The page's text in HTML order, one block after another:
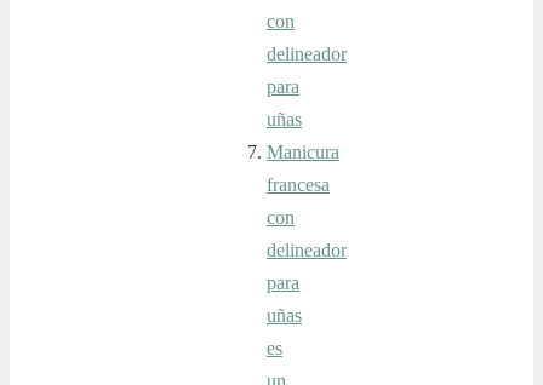
con
delineador
para
uñas
Manicura
francesa
con
delineador
para
uñas
es
un